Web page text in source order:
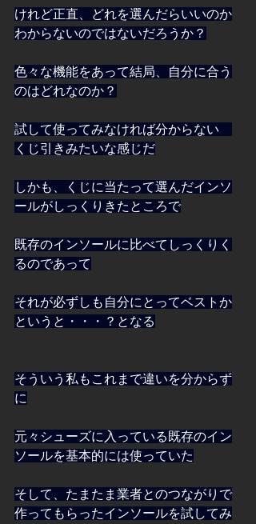
けれど正直、どれを選んだらいいのか
わからないのではないだろうか？
色々な機能をあって結局、自分に合う
のはどれなのか？
試して使ってみなければ分からない
くじ引きみたいな感じだ
しかも、くじに当たって選んだインソ
ールがしっくりきたところで
既存のインソールに比べてしっくりく
るのであって
それが必ずしも自分にとってベストか
というと・・・？となる
そういう私もこれまで違いを分からず
に
元々シューズに入っている既存のイン
ソールを基本的には使っていた
そして、たまたま業者とのつながりで
作ってもらったインソールを試してみ